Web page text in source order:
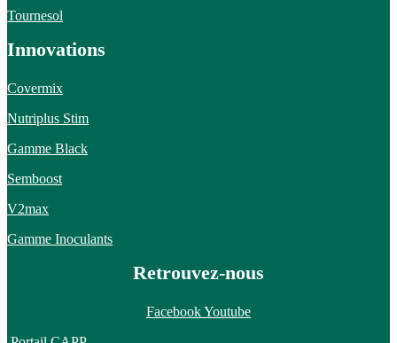
Tournesol
Innovations
Covermix
Nutriplus Stim
Gamme Black
Semboost
V2max
Gamme Inoculants
Retrouvez-nous
FacebookYoutube